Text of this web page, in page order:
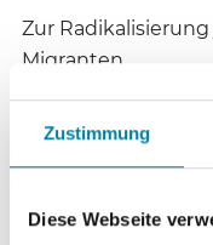
Zustimmung
Diese Webseite
Zur
Migranten
Beitrag
Melanie